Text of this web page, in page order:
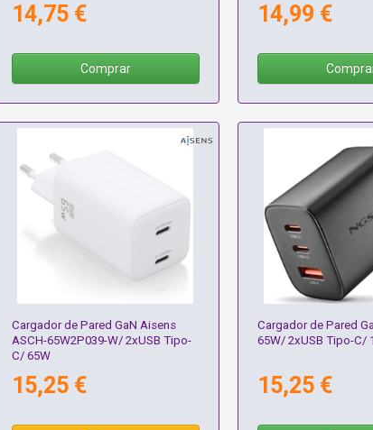
14,75 €
Comprar
14,99 €
Cargador de Pared GaN Aisens
ASCH-65W2P039-W/ 2xUSB Tipo-
C/ 65W
15,25 €
Cargador de Pared
65W/ 2xUSB Tipo-C/
15,25 €